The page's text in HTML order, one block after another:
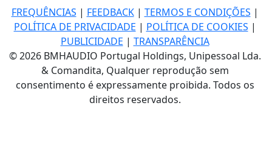
FREQUÊNCIAS | FEEDBACK| TERMOS E CONDIÇÕES |
POLÍTICA DE PRIVACIDADE | POLÍTICA DE COOKIES |
PUBLICIDADE | TRANSPARÊNCIA
© 2026 BMHAUDIO Portugal Holdings, Unipessoal Lda.
& Comandita, Qualquer reprodução sem
consentimento é expressamente proibida. Todos os
direitos reservados.